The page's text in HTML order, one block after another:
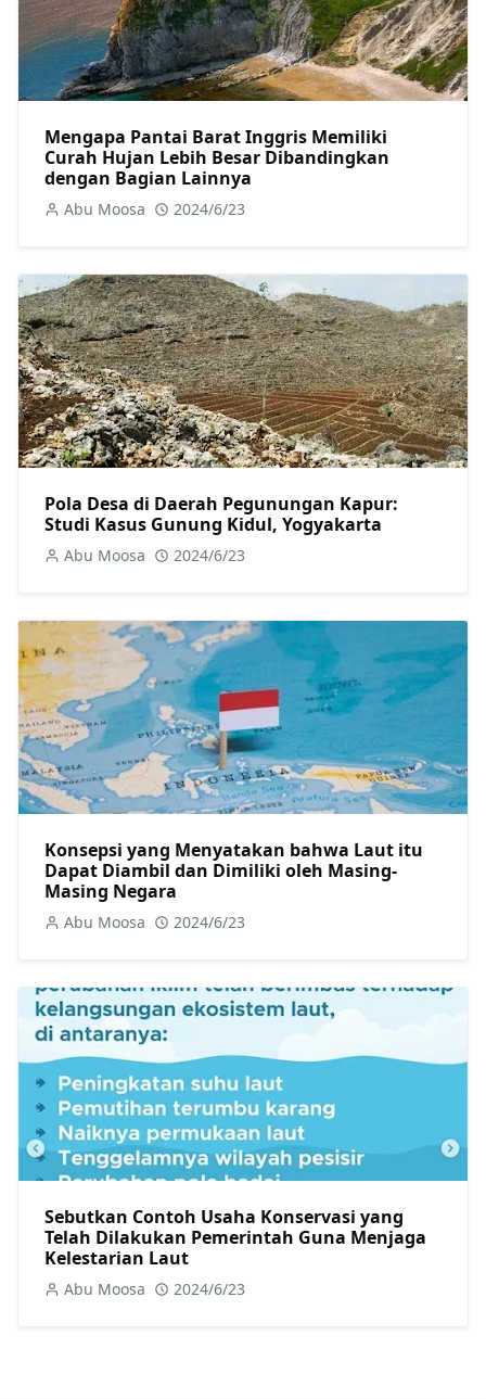
Mengapa Pantai Barat Inggris Memiliki
Curah Hujan Lebih Besar Dibandingkan
dengan Bagian Lainnya
Abu Moosa 2024/6/23
Pola Desa di Daerah Pegunungan Kapur:
Studi Kasus Gunung Kidul, Yogyakarta
Abu Moosa 2024/6/23
Konsepsi yang Menyatakan bahwa Laut itu
Dapat Diambil dan Dimiliki oleh Masing-
Masing Negara
Abu Moosa 2024/6/23
Sebutkan Contoh Usaha Konservasi yang
Telah Dilakukan Pemerintah Guna Menjaga
Kelestarian Laut
Abu Moosa 2024/6/23